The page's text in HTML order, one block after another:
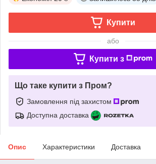
Купити
або
Купити з
Що таке купити з Пром?
Замовлення під захистом
Доступна доставка
Опис Характеристики Доставка